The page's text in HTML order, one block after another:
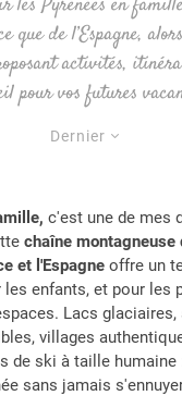
que de l’Espagne,
activités,
pour vos futures
Dernier
c'est une de mes
chaîne montagneuse
et l'Espagne offre un
enfants, et pour les
Lacs
villages
de ski à taille humaine
sans jamais